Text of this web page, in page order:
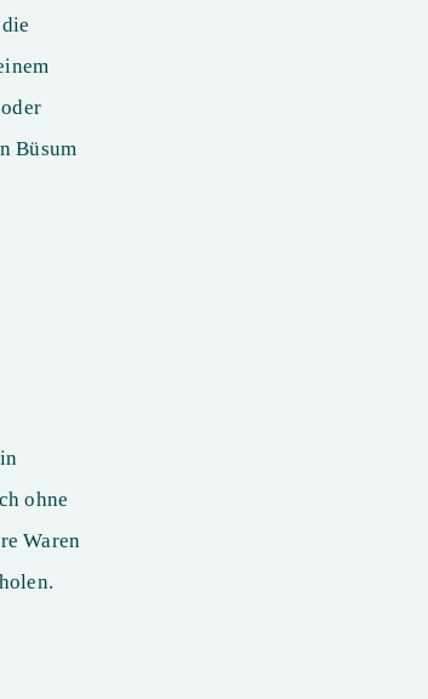
Büsum
ohne
Waren